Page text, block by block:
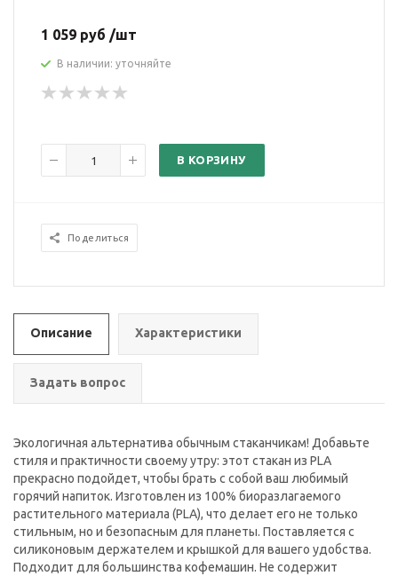
1 059 руб /шт
В наличии: уточняйте
В КОРЗИНУ
Поделиться
Описание Характеристики
Задать вопрос
Экологичная альтернатива обычным стаканчикам! Добавьте
стиля и практичности своему утру: этот стакан из PLA
прекрасно подойдет, чтобы брать с собой ваш любимый
горячий напиток. Изготовлен из 100% биоразлагаемого
растительного материала (PLA), что делает его не только
стильным, но и безопасным для планеты. Поставляется с
силиконовым держателем и крышкой для вашего удобства.
Подходит для большинства кофемашин. Не содержит